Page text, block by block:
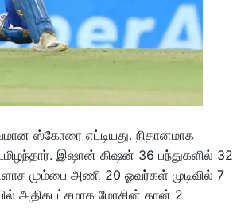
ஸ்கோரை எட்டியது. நிதானமாக
இஷான் கிஷன் 36 பந்துகளில் 32
மும்பை அணி 20 ஓவர்கள் முடிவில் 7
அதிகபட்சமாக மோசின் கான் 2